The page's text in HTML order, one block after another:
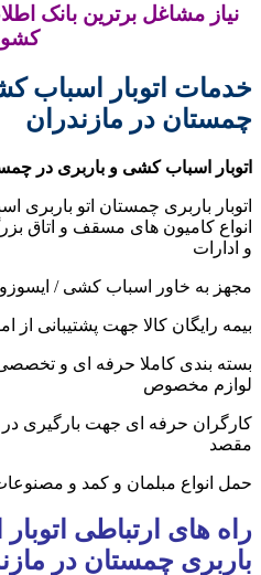
نیاز مشاغل برترین بانک
خدمات اتوبار اسباب
چمستان در مازندران
اتوبار اسباب کشی و باربری در
اتوبار باربری چمستان اتو باربری
انواع کامیون های مسقف و اتاق
و ادارات
مجهز به خاور اسباب کشی / ایسوزو
بیمه رایگان کالا جهت پشتیبانی از
بسته بندی کاملا حرفه ای و
لوازم مخصوص
کارگران حرفه ای جهت بارگیری در
مقصد
حمل انواع مبلمان و کمد و
راه های ارتباطی
باربری چمستان در